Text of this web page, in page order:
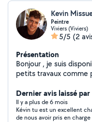
Kevin
Peintre
Viviers (Viviers)
5/5 (2
Présentation
Bonjour , je suis
petits travaux comme
Dernier avis laissé
Il y a plus de 6 mois
Kévin tu est un excellent
de nous avoir pris en